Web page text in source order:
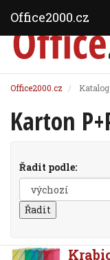
Office2000.cz Katalog
Karton
Řadit podle:
Office2000.cz